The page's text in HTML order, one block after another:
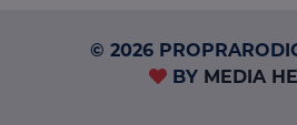
© 2026
BY MEDIA